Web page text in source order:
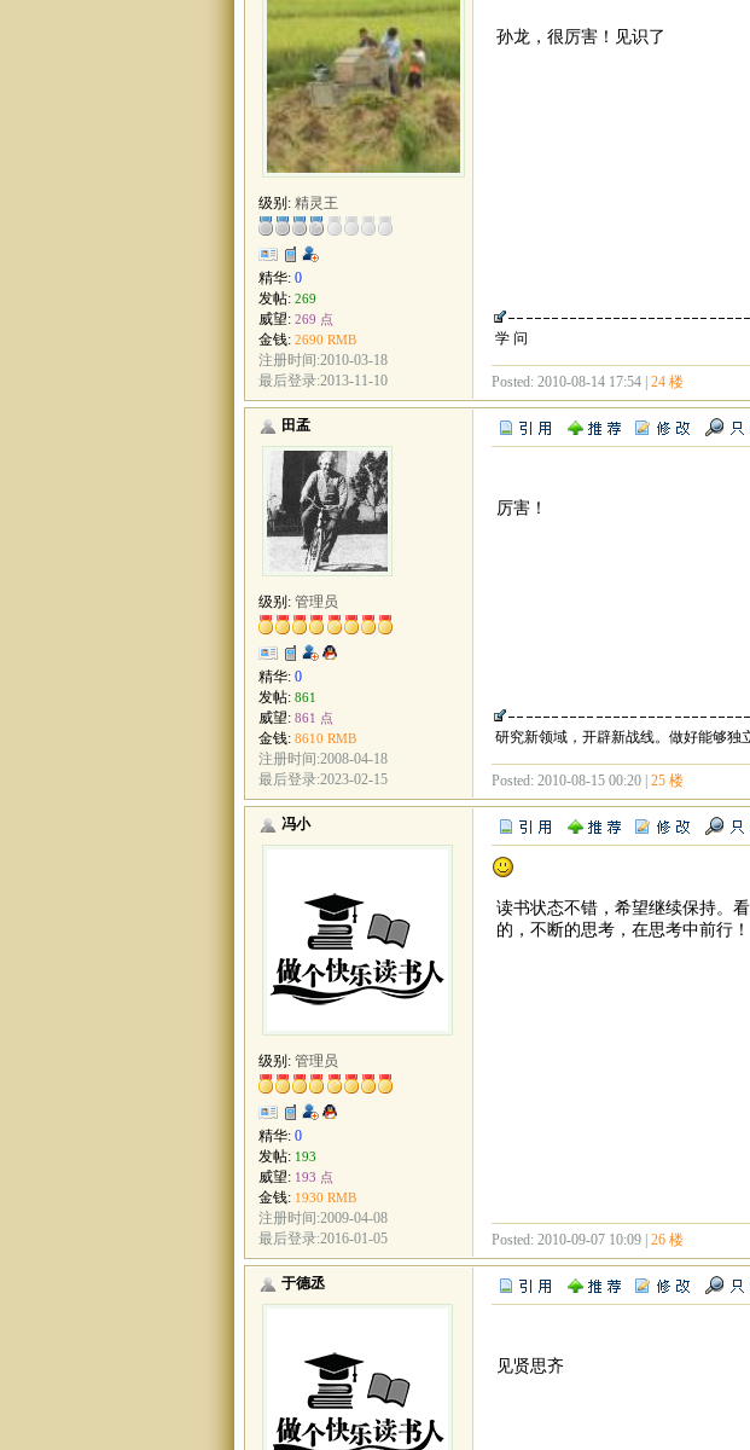
级别: 精灵王
精华: 0
发帖: 269
威望: 269 点
金钱: 2690 RMB
注册时间:2010-03-18
最后登录:2013-11-10
孙龙，很厉害！见识了
学 问
Posted: 2010-08-14 17:54 | 24 楼
田孟
级别: 管理员
精华: 0
发帖: 861
威望: 861 点
金钱: 8610 RMB
注册时间:2008-04-18
最后登录:2023-02-15
厉害！
研究新领域，开辟新战线。做好能够独
Posted: 2010-08-15 00:20 | 25 楼
冯小
级别: 管理员
精华: 0
发帖: 193
威望: 193 点
金钱: 1930 RMB
注册时间:2009-04-08
最后登录:2016-01-05
读书状态不错，希望继续保持。
的，不断的思考，在思考中前行！
Posted: 2010-09-07 10:09 | 26 楼
于德丞
见贤思齐